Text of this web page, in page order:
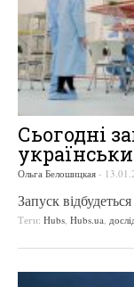
Сьогодні
Ольга Белошицкая -
Запуск
Теги: Hubs, Hubs.ua,